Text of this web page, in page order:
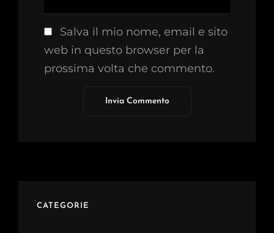
Salva il mio nome, email e sito
web in questo browser per la
prossima volta che commento.
CATEGORIE